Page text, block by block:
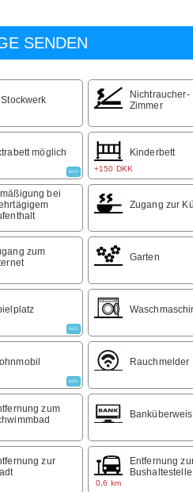
Kino, Zeitungsladen, Arzt,
und Bus, 100 m zu dem
und ein großer Platz zum
20 Minuten zum besten Strand und
Rodby, der Fähre nach
im Herz des Ganzen.
Für einzelne Nächte gibs eine
Stockwerk
Nichtraucher-
Zimmer
möglich
INFO +150 DKK
Kinderbett
bei
Zugang zur
zum
Garten
INFO
INFO
Rauchmelder
zum
zur
0,6 km
Entfernung
Bushaltestelle